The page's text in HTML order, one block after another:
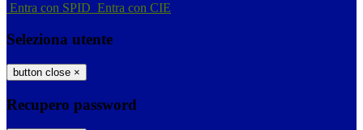
Entra con SPID Entra con CIE
Seleziona utente
button close ×
Recupero password